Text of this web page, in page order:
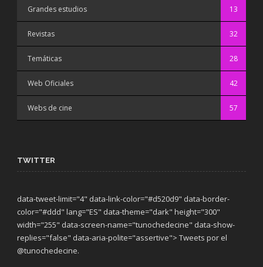
Grandes estudios 13
Revistas 32
Temáticas 28
Web Oficiales 42
Webs de cine 57
TWITTER
data-tweet-limit="4" data-link-color="#d520d9" data-border-
color="#ddd" lang="ES" data-theme="dark" height="300"
width="255" data-screen-name="tunochedecine" data-show-
replies="false" data-aria-polite="assertive"> Tweets por el
@tunochedecine.